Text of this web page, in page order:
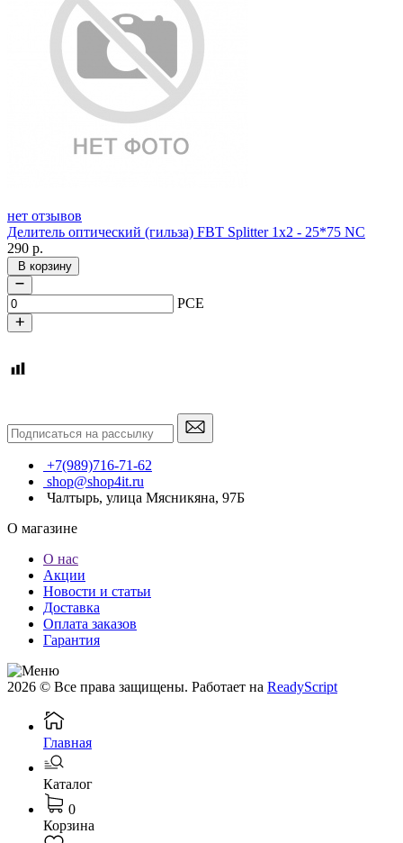
нет отзывов
Делитель оптический (гильза) FBT Splitter 1x2 - 25*75 NC
290 р.
В корзину
PCE
+7(989)716-71-62
shop@shop4it.ru
Чалтырь, улица Мясникяна, 97Б
О магазине
О нас
Акции
Новости и статьи
Доставка
Оплата заказов
Гарантия
2026 © Все права защищены. Работает на ReadyScript
Главная
Каталог
0
Корзина